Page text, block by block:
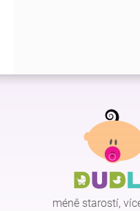
Z
méně starostí,